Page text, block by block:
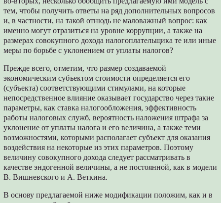
тем, чтобы получить ответы на ряд дополнительных вопросов
и, в частности, на такой отнюдь не маловажный вопрос: как
именно могут отразиться на уровне коррупции, а также на
размерах совокупного дохода налогоплательщика те или иные
меры по борьбе с уклонением от уплаты налогов?
Прежде всего, отметим, что размер создаваемой
экономическим субъектом стоимости определяется его
(субъекта) соответствующими стимулами, на которые
непосредственное влияние оказывает государство через такие
параметры, как ставка налогообложения, эффективность
работы налоговых служб, вероятность наложения штрафа за
уклонение от уплаты налога и его величина, а также теми
возможностями, которыми располагает субъект для оказания
воздействия на некоторые из этих параметров. Поэтому
величину совокупного дохода следует рассматривать в
качестве эндогенной величины, а не постоянной, как в модели
В. Вишневского и А. Веткина.
В основу предлагаемой ниже модификации положим, как и в